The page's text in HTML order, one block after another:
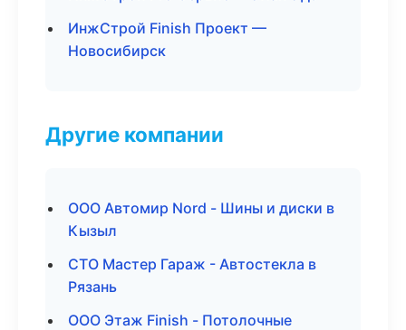
ИнжСтрой Finish Проект —
Новосибирск
Другие компании
ООО Автомир Nord - Шины и диски в
Кызыл
СТО Мастер Гараж - Автостекла в
Рязань
ООО Этаж Finish - Потолочные